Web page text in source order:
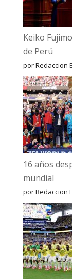
Keiko
de Perú
por Redaccion
16 años
mundial
por Redaccion